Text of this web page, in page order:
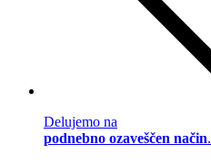
Delujemo na
podnebno ozaveščen način.